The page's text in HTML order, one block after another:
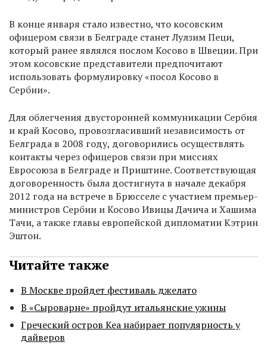
В конце января стало известно, что косовским
офицером связи в Белграде станет Лулзим Пеци,
который ранее являлся послом Косово в Швеции. При
этом косовские представители предпочитают
использовать формулировку «посол Косово в
Сербии».
Для облегчения двусторонней коммуникации Сербия
и край Косово, провозгласивший независимость от
Белграда в 2008 году, договорились осуществлять
контакты через офицеров связи при миссиях
Евросоюза в Белграде и Приштине. Соответствующая
договоренность была достигнута в начале декабря
2012 года на встрече в Брюсселе с участием премьер-
министров Сербии и Косово Ивицы Дачича и Хашима
Тачи, а также главы европейской дипломатии Кэтрин
Эштон.
Читайте также
В Москве пройдет фестиваль джелато
В «Сыроварне» пройдут итальянские ужины
Греческий остров Кеа набирает популярность у
дайверов